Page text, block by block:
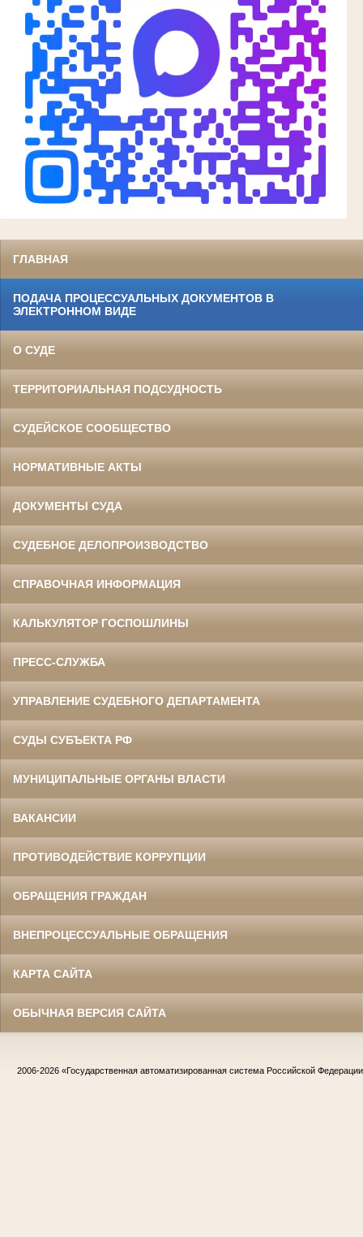
ГЛАВНАЯ
ПОДАЧА ПРОЦЕССУАЛЬНЫХ ДОКУМЕНТОВ В
ЭЛЕКТРОННОМ ВИДЕ
О СУДЕ
ТЕРРИТОРИАЛЬНАЯ ПОДСУДНОСТЬ
СУДЕЙСКОЕ СООБЩЕСТВО
НОРМАТИВНЫЕ АКТЫ
ДОКУМЕНТЫ СУДА
СУДЕБНОЕ ДЕЛОПРОИЗВОДСТВО
СПРАВОЧНАЯ ИНФОРМАЦИЯ
КАЛЬКУЛЯТОР ГОСПОШЛИНЫ
ПРЕСС-СЛУЖБА
УПРАВЛЕНИЕ СУДЕБНОГО ДЕПАРТАМЕНТА
СУДЫ СУБЪЕКТА РФ
МУНИЦИПАЛЬНЫЕ ОРГАНЫ ВЛАСТИ
ВАКАНСИИ
ПРОТИВОДЕЙСТВИЕ КОРРУПЦИИ
ОБРАЩЕНИЯ ГРАЖДАН
ВНЕПРОЦЕССУАЛЬНЫЕ ОБРАЩЕНИЯ
КАРТА САЙТА
ОБЫЧНАЯ ВЕРСИЯ САЙТА
2006-2026 «Государственная автоматизированная система Российской